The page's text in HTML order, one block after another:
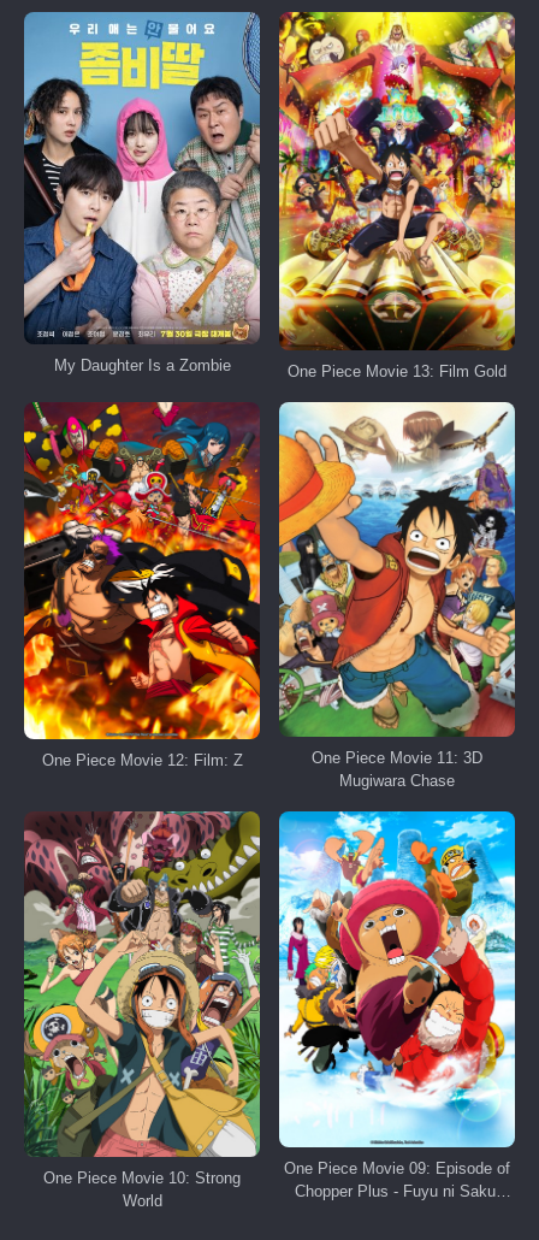
My Daughter Is a Zombie One Piece Movie 13: Film Gold
One Piece Movie 12: Film: Z
One Piece Movie 11: 3D
Mugiwara Chase
One Piece Movie 10: Strong
World
One Piece Movie 09: Episode of
Chopper Plus - Fuyu ni Saku,